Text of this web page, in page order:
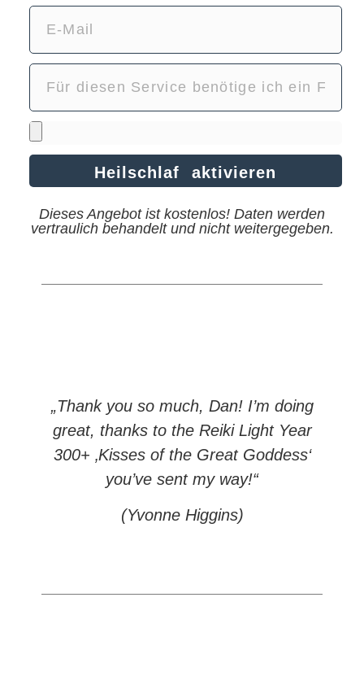
Heilschlaf aktivieren
Dieses Angebot ist kostenlos! Daten werden
vertraulich behandelt und nicht weitergegeben.
„Thank you so much, Dan! I’m doing
great, thanks to the Reiki Light Year
300+ ‚Kisses of the Great Goddess‘
you’ve sent my way!“
(Yvonne Higgins)